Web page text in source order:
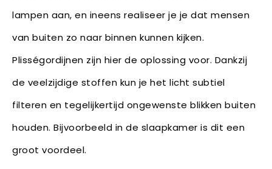
lampen aan, en ineens realiseer je je dat mensen
van buiten zo naar binnen kunnen kijken.
Plisségordijnen zijn hier de oplossing voor. Dankzij
de veelzijdige stoffen kun je het licht subtiel
filteren en tegelijkertijd ongewenste blikken buiten
houden. Bijvoorbeeld in de slaapkamer is dit een
groot voordeel.